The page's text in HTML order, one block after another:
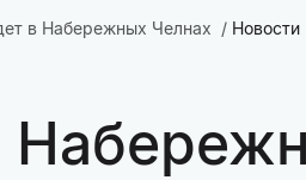
в Набережных Челнах Новости